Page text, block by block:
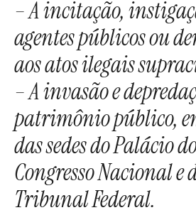
– A incitação,
agentes públicos ou
aos atos ilegais
– A invasão e
patrimônio público,
das sedes do Palácio
Congresso Nacional e
Tribunal Federal.